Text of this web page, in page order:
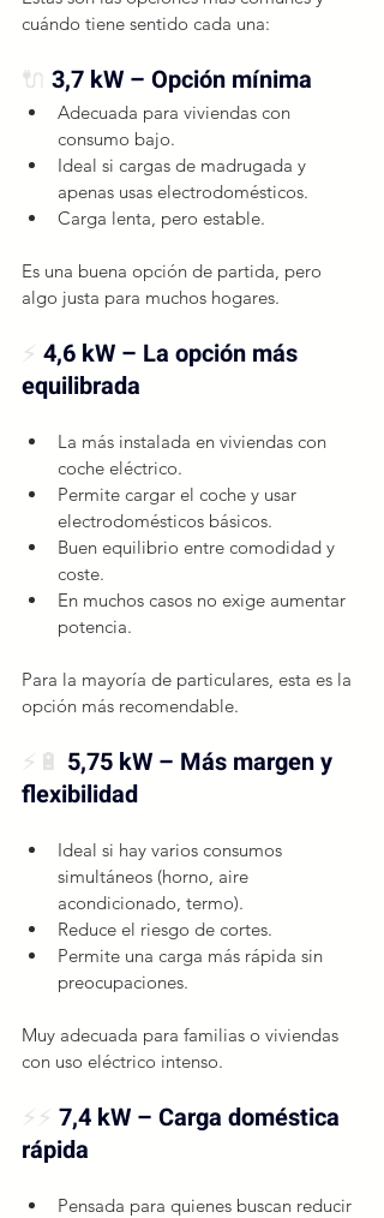
cuándo tiene sentido cada una:
🔌 3,7 kW – Opción mínima
Adecuada para viviendas con
consumo bajo.
Ideal si cargas de madrugada y
apenas usas electrodomésticos.
Carga lenta, pero estable.
Es una buena opción de partida, pero
algo justa para muchos hogares.
⚡ 4,6 kW – La opción más
equilibrada
La más instalada en viviendas con
coche eléctrico.
Permite cargar el coche y usar
electrodomésticos básicos.
Buen equilibrio entre comodidad y
coste.
En muchos casos no exige aumentar
potencia.
Para la mayoría de particulares, esta es la
opción más recomendable.
⚡🔋 5,75 kW – Más margen y
flexibilidad
Ideal si hay varios consumos
simultáneos (horno, aire
acondicionado, termo).
Reduce el riesgo de cortes.
Permite una carga más rápida sin
preocupaciones.
Muy adecuada para familias o viviendas
con uso eléctrico intenso.
⚡⚡ 7,4 kW – Carga doméstica
rápida
Pensada para quienes buscan reducir